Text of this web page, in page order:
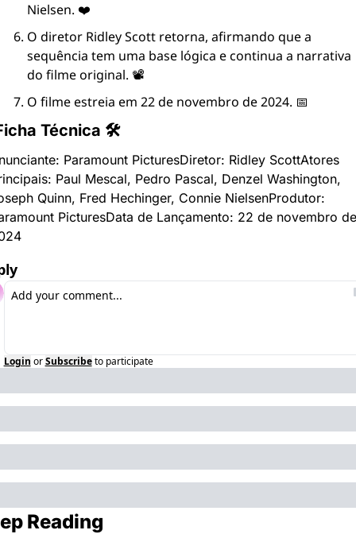
Nielsen. ❤️
O diretor Ridley Scott retorna, afirmando que a
sequência tem uma base lógica e continua a narrativa
do filme original. 📽️
O filme estreia em 22 de novembro de 2024. 📅
Técnica 🛠
Paramount PicturesDiretor: Ridley ScottAtores
Paul Mescal, Pedro Pascal, Denzel Washington,
Quinn, Fred Hechinger, Connie NielsenProdutor:
PicturesData de Lançamento: 22 de novembro de
Login or Subscribe to participate
Reading